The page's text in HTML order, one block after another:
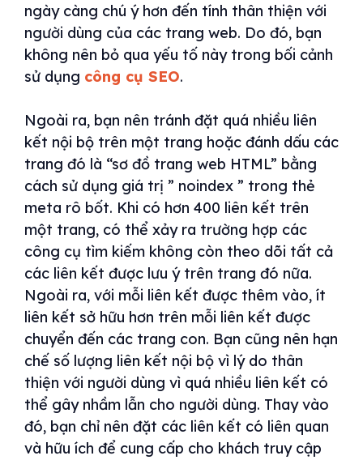
ngày càng chú ý hơn đến tính thân thiện với
người dùng của các trang web. Do đó, bạn
không nên bỏ qua yếu tố này trong bối cảnh
sử dụng công cụ SEO.
Ngoài ra, bạn nên tránh đặt quá nhiều liên
kết nội bộ trên một trang hoặc đánh dấu các
trang đó là “sơ đồ trang web HTML” bằng
cách sử dụng giá trị ” noindex ” trong thẻ
meta rô bốt. Khi có hơn 400 liên kết trên
một trang, có thể xảy ra trường hợp các
công cụ tìm kiếm không còn theo dõi tất cả
các liên kết được lưu ý trên trang đó nữa.
Ngoài ra, với mỗi liên kết được thêm vào, ít
liên kết sở hữu hơn trên mỗi liên kết được
chuyển đến các trang con. Bạn cũng nên hạn
chế số lượng liên kết nội bộ vì lý do thân
thiện với người dùng vì quá nhiều liên kết có
thể gây nhầm lẫn cho người dùng. Thay vào
đó, bạn chỉ nên đặt các liên kết có liên quan
và hữu ích để cung cấp cho khách truy cập